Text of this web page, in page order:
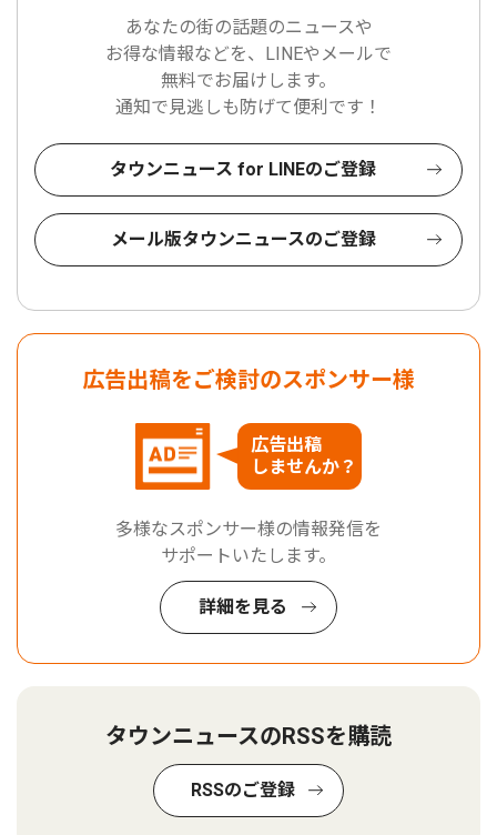
あなたの街の話題のニュースや
お得な情報などを、LINEやメールで
無料でお届けします。
通知で見逃しも防げて便利です！
タウンニュース for LINEのご登録
メール版タウンニュースのご登録
広告出稿をご検討のスポンサー様
広告出稿
しませんか？
多様なスポンサー様の情報発信を
サポートいたします。
詳細を見る
タウンニュースのRSSを購読
RSSのご登録